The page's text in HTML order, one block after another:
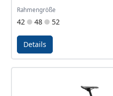
Rahmengröße
42 48 52
Details